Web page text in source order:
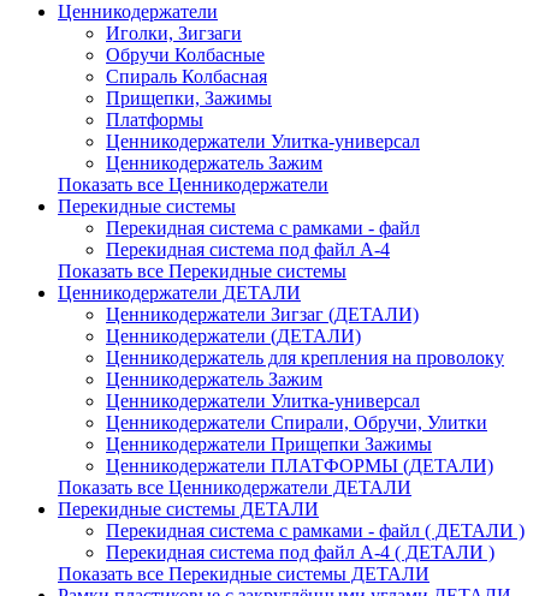
Ценникодержатели
Иголки, Зигзаги
Обручи Колбасные
Cпираль Колбасная
Прищепки, Зажимы
Платформы
Ценникодержатели Улитка-универсал
Ценникодержатель Зажим
Показать все Ценникодержатели
Перекидные системы
Перекидная система с рамками - файл
Перекидная система под файл А-4
Показать все Перекидные системы
Ценникодержатели ДЕТАЛИ
Ценникодержатели Зигзаг (ДЕТАЛИ)
Ценникодержатели (ДЕТАЛИ)
Ценникодержатель для крепления на проволоку
Ценникодержатель Зажим
Ценникодержатели Улитка-универсал
Ценникодержатели Спирали, Обручи, Улитки
Ценникодержатели Прищепки Зажимы
Ценникодержатели ПЛАТФОРМЫ (ДЕТАЛИ)
Показать все Ценникодержатели ДЕТАЛИ
Перекидные системы ДЕТАЛИ
Перекидная система с рамками - файл ( ДЕТАЛИ )
Перекидная система под файл А-4 ( ДЕТАЛИ )
Показать все Перекидные системы ДЕТАЛИ